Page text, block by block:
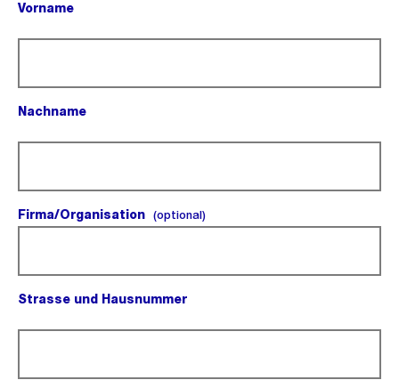
Vorname
Nachname
Firma/Organisation (optional)(optional).
Strasse und Hausnummer